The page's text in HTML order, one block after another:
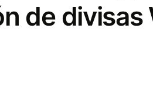
de divisas